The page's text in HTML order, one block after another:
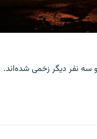
سه نفر دیگر زخمی شده‌اند.